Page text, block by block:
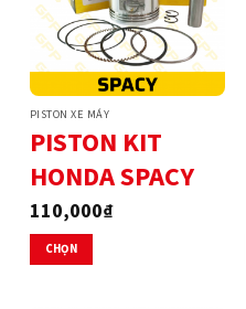
PISTON XE MÁY
PISTON KIT
HONDA SPACY
110,000₫
CHỌN